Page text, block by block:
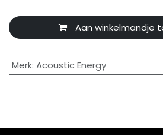
Aan winkelmandje
Merk: Acoustic Energy